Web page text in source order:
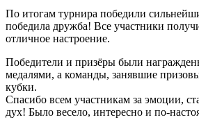
По итогам турнира победили
победила дружба! Все участники
отличное настроение.
Победители и призёры были
медалями, а команды, занявшие
кубки.
Спасибо всем участникам за эмоции,
дух! Было весело, интересно и по-